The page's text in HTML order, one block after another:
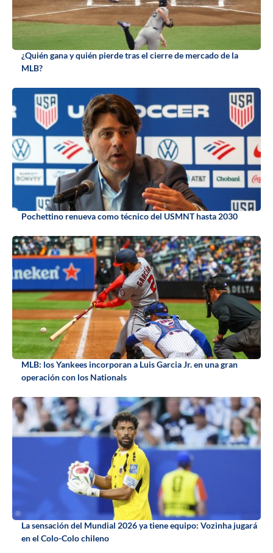
¿Quién gana y quién pierde tras el cierre de mercado de la
MLB?
Pochettino renueva como técnico del USMNT hasta 2030
MLB: los Yankees incorporan a Luis Garcia Jr. en una gran
operación con los Nationals
La sensación del Mundial 2026 ya tiene equipo: Vozinha jugará
en el Colo-Colo chileno